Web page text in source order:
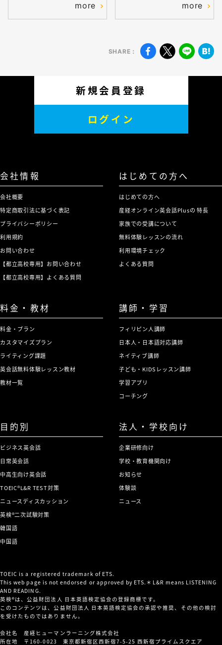
more
more
SHARE：
新規会員登録
ログイン
会社情報
会社概要
特定商取引法に基づく表記
プライバシーポリシー
利用規約
お問い合わせ
【都立高校専用】お問い合わせ
【都立高校専用】よくある質問
はじめての方へ
はじめての方へ
産経オンライン英会話Plusの 特長
家族での受講について
無料体験レッスンの流れ
利用環境チェック
よくある質問
料金・教材
料金・プラン
カスタマイズプラン
ライティング課題
英会話無料体験レッスン教材
教材一覧
講師・学習
フィリピン人講師
日本人・日本語対応講師
ネイティブ講師
子ども・KIDSレッスン講師
学習アプリ
コーチング
目的別
ビジネス英会話
日常英会話
中高生向け英会話
TOEIC®L&R TEST対策
ニュースディスカッション
英検®二次試験対策
韓国語
中国語
法人・学校向け
企業研修向け
学校・教育機関向け
お知らせ
体験談
ニュース
TOEIC is a registered trademark of ETS.
This web page is not endorsed or approved by ETS.＊L&R means LISTENING
AND READING.
英検®は、公益財団法人 日本英語検定協会の登録商標です。
このコンテンツは、公益財団法人 日本英語検定協会の承認や推奨、その他の検討
を受けたものではありません。
会社名 産経ヒューマンラーニング株式会社
所在地 〒160-0023 東京都新宿区西新宿7-5-25 西新宿プライムスクエア